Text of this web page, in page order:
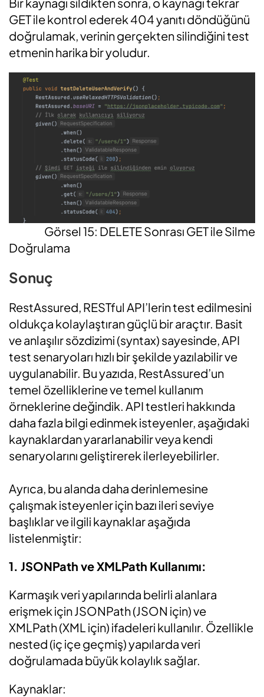
GET ile kontrol ederek 404 yanıtı döndüğünü
doğrulamak, verinin gerçekten silindiğini test
etmenin harika bir yoludur.
Görsel 15: DELETE Sonrası GET ile Silme
Doğrulama
Sonuç
RestAssured, RESTful API’lerin test edilmesini
oldukça kolaylaştıran güçlü bir araçtır. Basit
ve anlaşılır sözdizimi (syntax) sayesinde, API
test senaryoları hızlı bir şekilde yazılabilir ve
uygulanabilir. Bu yazıda, RestAssured’un
temel özelliklerine ve temel kullanım
örneklerine değindik. API testleri hakkında
daha fazla bilgi edinmek isteyenler, aşağıdaki
kaynaklardan yararlanabilir veya kendi
senaryolarını geliştirerek ilerleyebilirler.
Ayrıca, bu alanda daha derinlemesine
çalışmak isteyenler için bazı ileri seviye
başlıklar ve ilgili kaynaklar aşağıda
listelenmiştir:
1. JSONPath ve XMLPath Kullanımı:
Karmaşık veri yapılarında belirli alanlara
erişmek için JSONPath (JSON için) ve
XMLPath (XML için) ifadeleri kullanılır. Özellikle
nested (iç içe geçmiş) yapılarda veri
doğrulamada büyük kolaylık sağlar.
Kaynaklar: